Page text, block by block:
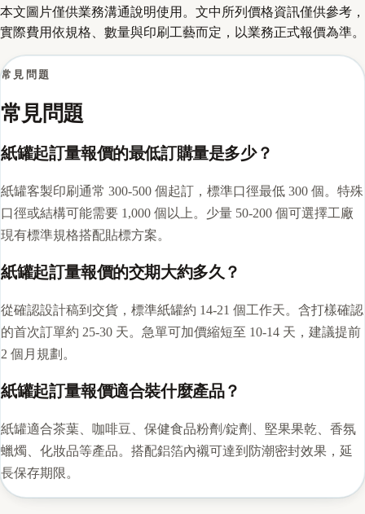
本文圖片僅供業務溝通說明使用。文中所列價格資訊僅供參考，
實際費用依規格、數量與印刷工藝而定，以業務正式報價為準。
常見問題
常見問題
紙罐起訂量報價的最低訂購量是多少？
紙罐客製印刷通常 300-500 個起訂，標準口徑最低 300 個。特殊
口徑或結構可能需要 1,000 個以上。少量 50-200 個可選擇工廠
現有標準規格搭配貼標方案。
紙罐起訂量報價的交期大約多久？
從確認設計稿到交貨，標準紙罐約 14-21 個工作天。含打樣確認
的首次訂單約 25-30 天。急單可加價縮短至 10-14 天，建議提前
2 個月規劃。
紙罐起訂量報價適合裝什麼產品？
紙罐適合茶葉、咖啡豆、保健食品粉劑/錠劑、堅果果乾、香氛
蠟燭、化妝品等產品。搭配鋁箔內襯可達到防潮密封效果，延
長保存期限。